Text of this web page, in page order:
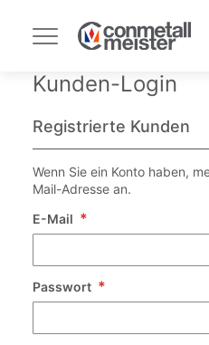
Navigation
umschalten
Kunden-Login
Registrierte Kunden
Wenn Sie ein Konto haben,
Mail-Adresse an.
E-Mail
Passwort